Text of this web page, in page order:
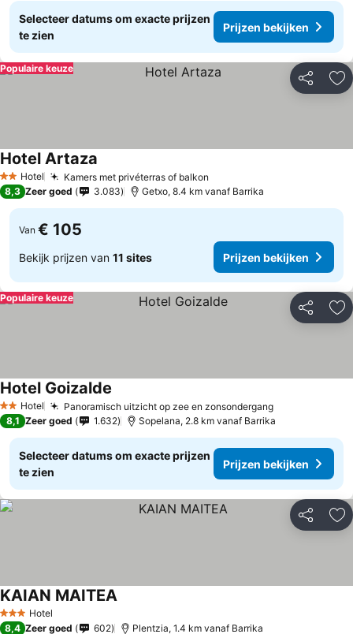
Selecteer datums om exacte prijzen
te zien
Prijzen bekijken
Delen
Populaire keuze
2 Sterren
Hotel Kamers met privéterras of balkon
Hotel Artaza
8,3 Zeer goed 3.083 Getxo, 8.4 km vanaf Barrika
Van € 105
Bekijk prijzen van 11 sites Prijzen bekijken
Delen
Populaire keuze
2 Sterren
Hotel Panoramisch uitzicht op zee en zonsondergang
Hotel Goizalde
8,1 Zeer goed 1.632 Sopelana, 2.8 km vanaf Barrika
Selecteer datums om exacte prijzen
te zien
Prijzen bekijken
Delen
3 SterrenHotel
KAIAN MAITEA
8,4 Zeer goed 602 Plentzia, 1.4 km vanaf Barrika